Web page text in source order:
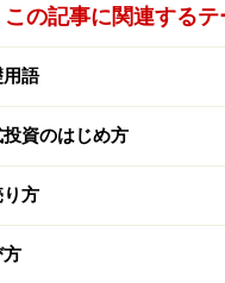
リーワンのポジション
ｍ径の大型光電子増倍
ーパーカミオカンデ」
型光電子増倍管の製造で
属を蒸着する工程が非常
ません。
この記事に関連するテ
語
資のはじめ方
方
方